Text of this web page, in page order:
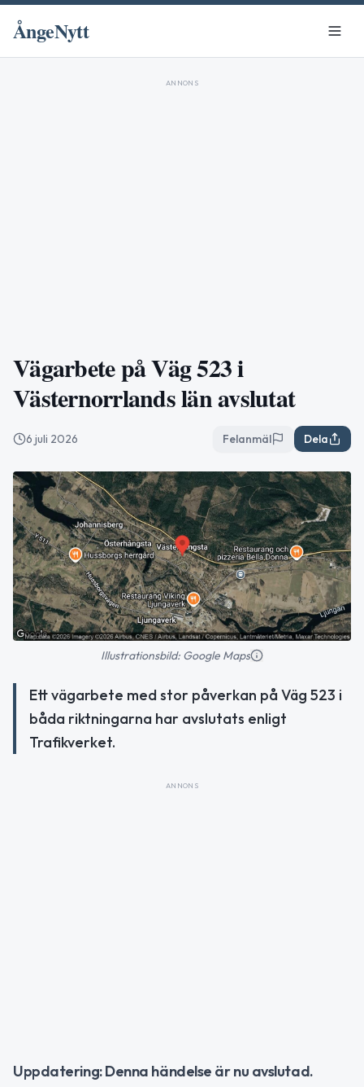
ÅngeNytt
ANNONS
Vägarbete på Väg 523 i
Västernorrlands län avslutat
6 juli 2026 Felanmäl Dela
Illustrationsbild: Google Maps
Ett vägarbete med stor påverkan på Väg 523 i
båda riktningarna har avslutats enligt
Trafikverket.
ANNONS
Uppdatering: Denna händelse är nu avslutad.